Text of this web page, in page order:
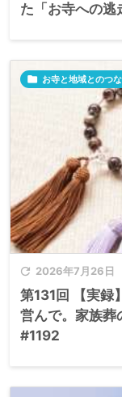
た「お寺への
 2026年7月26日
 お寺と地域とのつ
第131回 【実録
営んで。家族葬
#1192